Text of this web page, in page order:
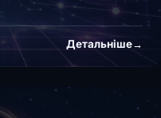
Детальніше→